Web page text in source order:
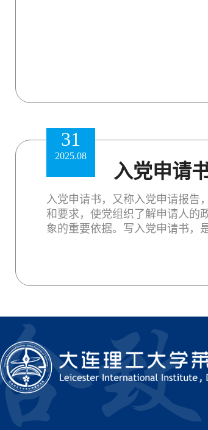
入党申请
入党申请书，又称入党申请报告
和要求，使党组织了解申请人的
象的重要依据。写入党申请书，
31
2025.08